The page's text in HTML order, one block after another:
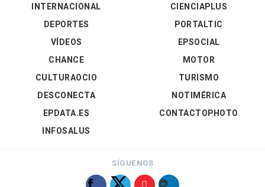
INTERNACIONAL
DEPORTES
VÍDEOS
CIENCIAPLUS
PORTALTIC
EPSOCIAL
CHANCE
CULTURAOCIO
DESCONECTA
EPDATA.ES
INFOSALUS
MOTOR
TURISMO
NOTIMÉRICA
CONTACTOPHOTO
SÍGUENOS